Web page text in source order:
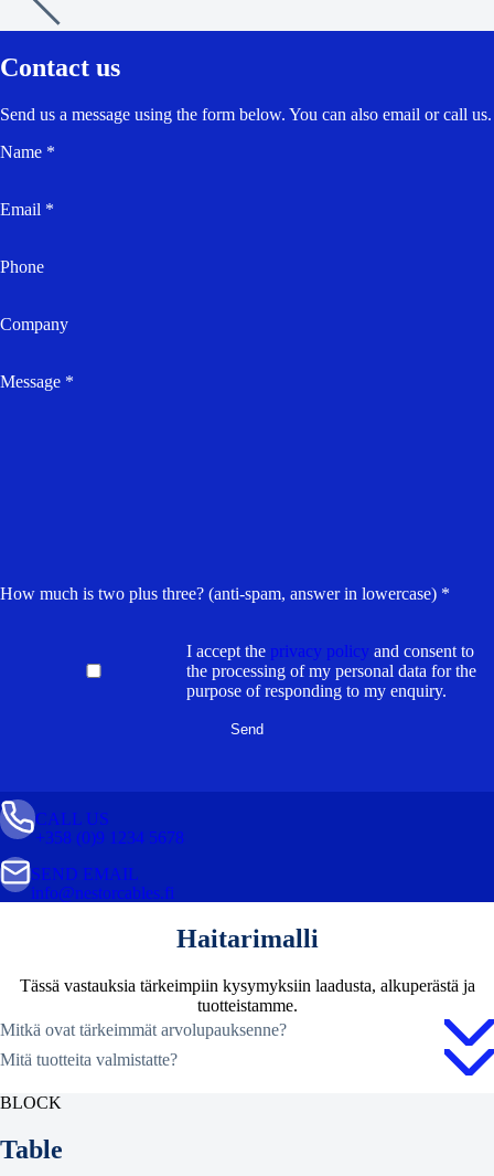
Contact us
Send us a message using the form below. You can also email or call us.
Name *
Email *
Phone
Company
Message *
How much is two plus three? (anti-spam, answer in lowercase) *
I accept the privacy policy and consent to
the processing of my personal data for the
purpose of responding to my enquiry.
+358 (0)9 1234 5678
CALL US
info@nestorcables.fi
SEND EMAIL
Haitarimalli
Tässä vastauksia tärkeimpiin kysymyksiin laadusta, alkuperästä ja
tuotteistamme.
Mitkä ovat tärkeimmät arvolupauksenne?
Mitä tuotteita valmistatte?
BLOCK
Table